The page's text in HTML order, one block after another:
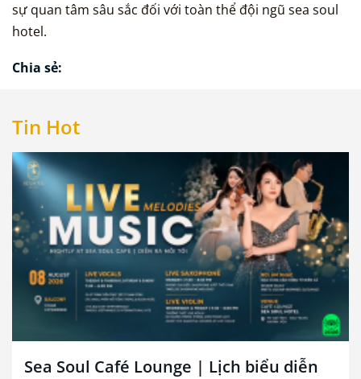
sự quan tâm sâu sắc đối với toàn thể đội ngũ sea soul
hotel.
Chia sẻ:
Tin Hot
Sea Soul Café Lounge | Lịch biểu diễn